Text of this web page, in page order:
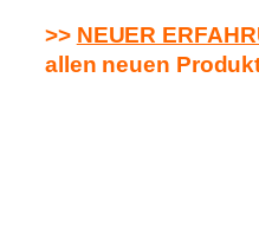
>> NEUER
allen neuen